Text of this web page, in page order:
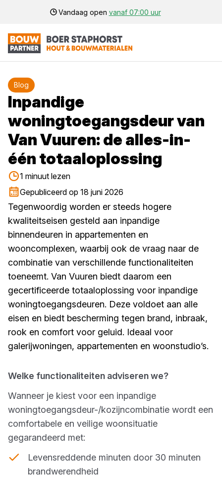
Vandaag open vanaf 07:00 uur
Blog
Inpandige
woningtoegangsdeur van
Van Vuuren: de alles-in-
één totaaloplossing
1 minuut lezen
Gepubliceerd op 18 juni 2026
Tegenwoordig worden er steeds hogere
kwaliteitseisen gesteld aan inpandige
binnendeuren in appartementen en
wooncomplexen, waarbij ook de vraag naar de
combinatie van verschillende functionaliteiten
toeneemt. Van Vuuren biedt daarom een
gecertificeerde totaaloplossing voor inpandige
woningtoegangsdeuren. Deze voldoet aan alle
eisen en biedt bescherming tegen brand, inbraak,
rook en comfort voor geluid. Ideaal voor
galerijwoningen, appartementen en woonstudio’s.
Welke functionaliteiten adviseren we?
Wanneer je kiest voor een inpandige
woningtoegangsdeur-/kozijncombinatie wordt een
comfortabele en veilige woonsituatie
gegarandeerd met:
Levensreddende minuten door 30 minuten
brandwerendheid